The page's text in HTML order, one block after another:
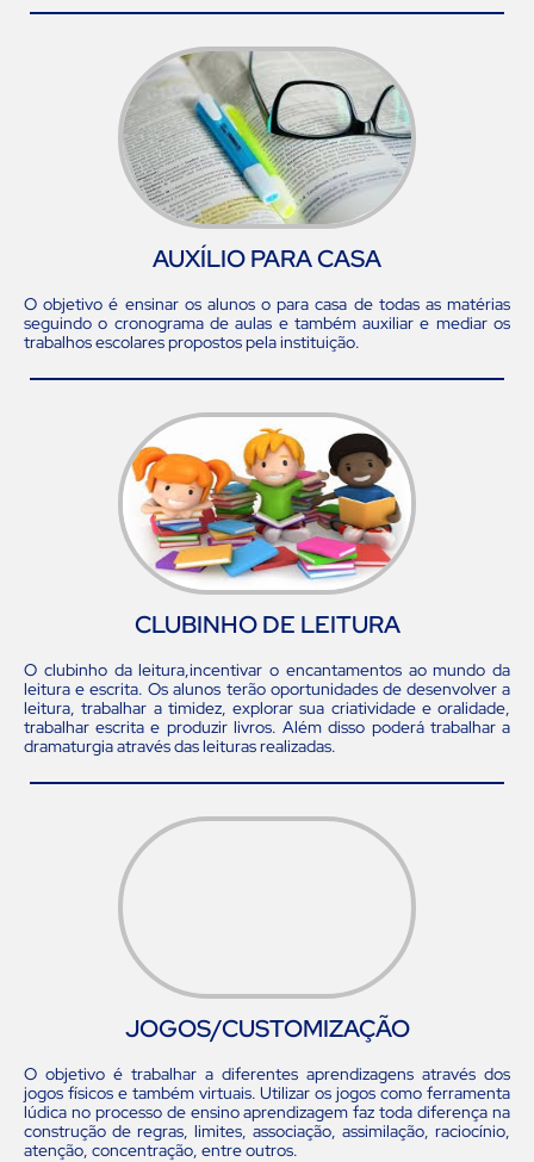
AUXÍLIO PARA CASA
O objetivo é ensinar os alunos o para casa de todas as matérias
seguindo o cronograma de aulas e também auxiliar e mediar os
trabalhos escolares propostos pela instituição.
CLUBINHO DE LEITURA
O clubinho da leitura,incentivar o encantamentos ao mundo da
leitura e escrita. Os alunos terão oportunidades de desenvolver a
leitura, trabalhar a timidez, explorar sua criatividade e oralidade,
trabalhar escrita e produzir livros. Além disso poderá trabalhar a
dramaturgia através das leituras realizadas.
JOGOS/CUSTOMIZAÇÃO
O objetivo é trabalhar a diferentes aprendizagens através dos
jogos físicos e também virtuais. Utilizar os jogos como ferramenta
lúdica no processo de ensino aprendizagem faz toda diferença na
construção de regras, limites, associação, assimilação, raciocínio,
atenção, concentração, entre outros.